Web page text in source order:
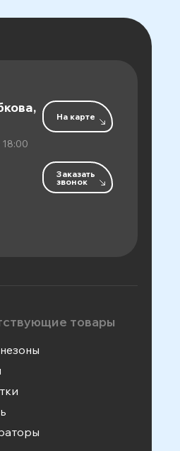
На карте
Заказать
звонок
товары